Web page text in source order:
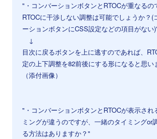
"・コンバーションボタンとRTOCが重なるの
RTOCに干渉しない調整は可能でしょうか？(
ーションボタンにCSS設定などの項目がない
↓
目次に戻るボタンを上に逃すのであれば、
定の上下調整を82前後にする形になると思い
（添付画像）
"・コンバーションボタンとRTOCが表示され
ミングが違うのですが、一緒のタイミングor
る方法はありますか？"